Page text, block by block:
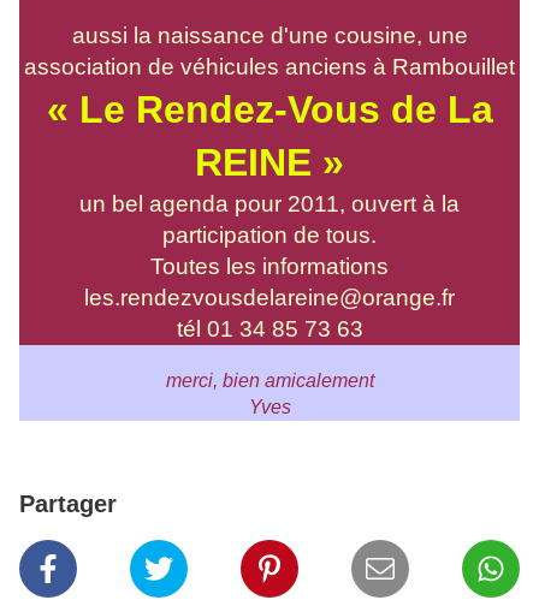
aussi la naissance d'une cousine, une
association de véhicules anciens à Rambouillet
« Le Rendez-Vous de La
REINE »
un bel agenda pour 2011, ouvert à la
participation de tous.
Toutes les informations
les.rendezvousdelareine@orange.fr
tél 01 34 85 73 63
merci, bien amicalement
Yves
Partager